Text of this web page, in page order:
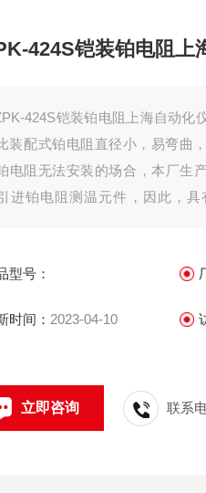
424S铠装铂电阻上
424S铠装铂电阻上海自动化
装配式铂电阻直径小，易弯曲
电阻无法安装的场合，本厂生
进铂电阻测温元件，因此，
型号：
时间： 2023-04-10
立即咨询 联系